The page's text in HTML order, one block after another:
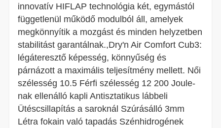
innovatív HIFLAP technológia két, egymástól
függetlenül működő modulból áll, amelyek
megkönnyítik a mozgást és minden helyzetben
stabilitást garantálnak.,Dry'n Air Comfort Cub3:
légáteresztő képesség, könnyűség és
párnázott a maximális teljesítmény mellett. Női
szélesség 10.5 Férfi szélesség 12 200 Joule-
nak ellenálló kapli Antisztatikus lábbeli
Ütéscsillapítás a saroknál Szúrásálló 3mm
Létra fokain való tapadás Szénhidrogének